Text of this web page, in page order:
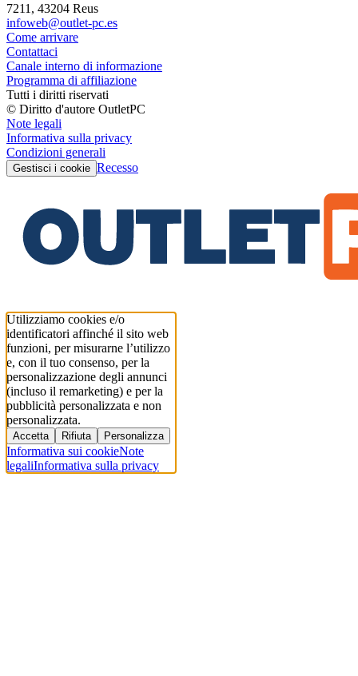
7211, 43204 Reus
infoweb@outlet-pc.es
Come arrivare
Contattaci
Canale interno di informazione
Programma di affiliazione
Tutti i diritti riservati
© Diritto d'autore OutletPC
Note legali
Informativa sulla privacy
Condizioni generali
Gestisci i cookie Recesso
Utilizziamo cookies e/o
identificatori affinché il sito web
funzioni, per misurarne l’utilizzo
e, con il tuo consenso, per la
personalizzazione degli annunci
(incluso il remarketing) e per la
pubblicità personalizzata e non
personalizzata.
Accetta Rifiuta Personalizza
Informativa sui cookieNote
legaliInformativa sulla privacy